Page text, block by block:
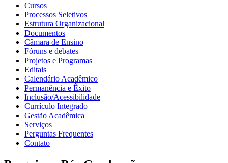
Cursos
Processos Seletivos
Estrutura Organizacional
Documentos
Câmara de Ensino
Fóruns e debates
Projetos e Programas
Editais
Calendário Acadêmico
Permanência e Êxito
Inclusão/Acessibilidade
Currículo Integrado
Gestão Acadêmica
Serviços
Perguntas Frequentes
Contato